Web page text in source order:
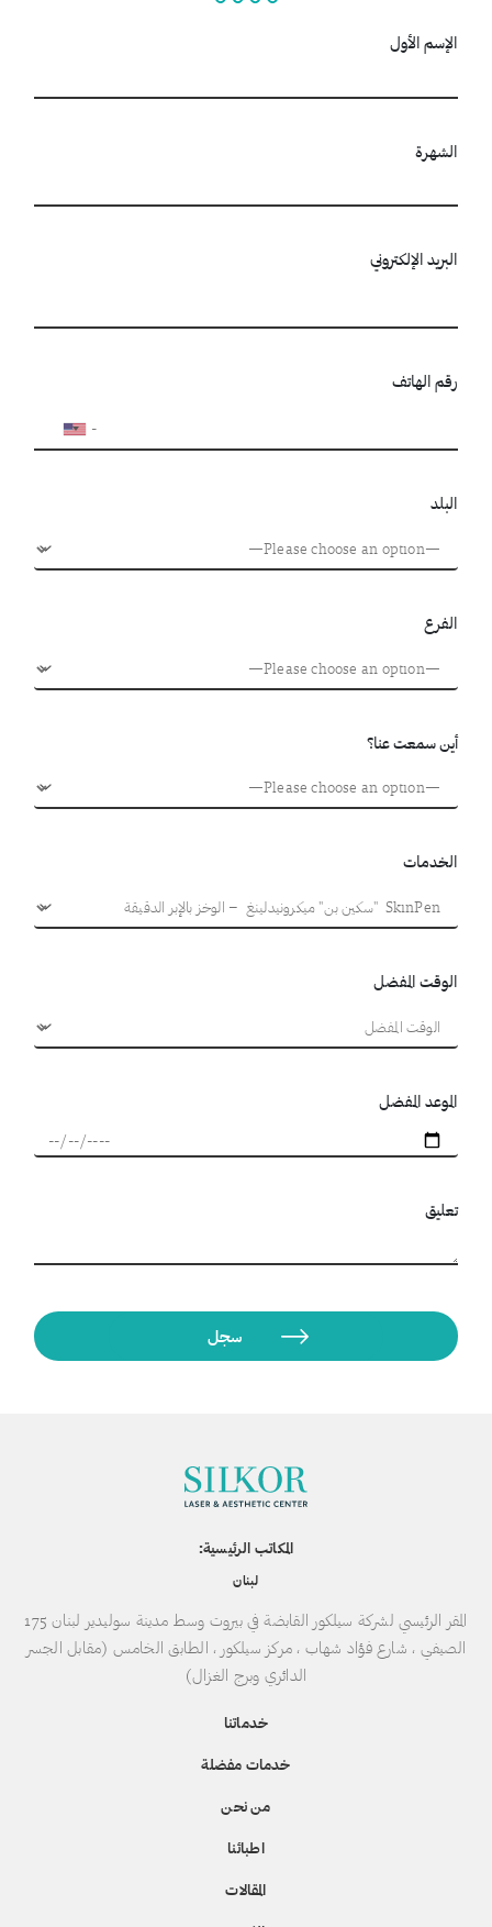
الإسم الأول
الشهرة
البريد الإلكتروني
رقم الهاتف
البلد
الفرع
أين سمعت عنا؟
الخدمات
الوقت المفضل
الموعد المفضل
تعليق
المكاتب الرئيسية:
لبنان
المقر الرئيسي لشركة سيلكور القابضة في بيروت وسط مدينة سوليدير لبنان 175
الصيفي ، شارع فؤاد شهاب ، مركز سيلكور ، الطابق الخامس (مقابل الجسر
الدائري وبرج الغزال)
خدماتنا
خدمات مفضلة
من نحن
اطبائنا
المقالات